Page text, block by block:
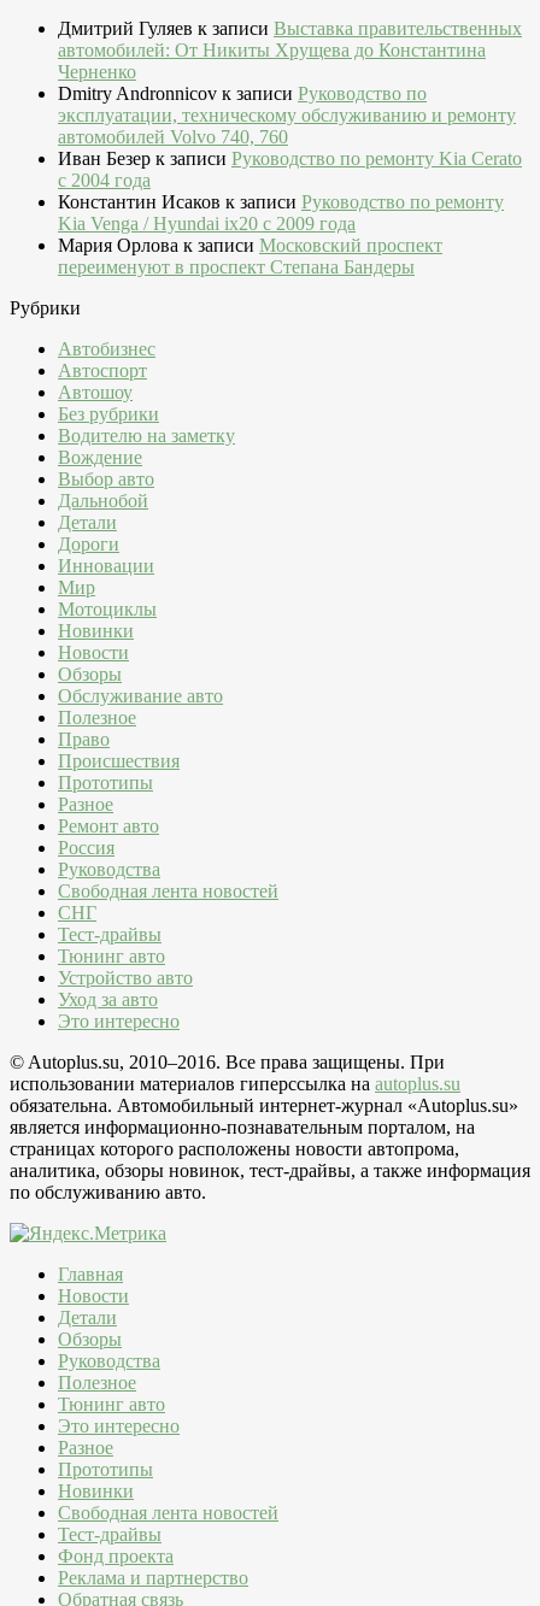
Дмитрий Гуляев к записи Выставка правительственных
автомобилей: От Никиты Хрущева до Константина
Черненко
Dmitry Andronnicov к записи Руководство по
эксплуатации, техническому обслуживанию и ремонту
автомобилей Volvo 740, 760
Иван Безер к записи Руководство по ремонту Kia Cerato
c 2004 года
Константин Исаков к записи Руководство по ремонту
Kia Venga / Hyundai ix20 c 2009 года
Мария Орлова к записи Московский проспект
переименуют в проспект Степана Бандеры
Рубрики
Автобизнес
Автоспорт
Автошоу
Без рубрики
Водителю на заметку
Вождение
Выбор авто
Дальнобой
Детали
Дороги
Инновации
Мир
Мотоциклы
Новинки
Новости
Обзоры
Обслуживание авто
Полезное
Право
Происшествия
Прототипы
Разное
Ремонт авто
Россия
Руководства
Свободная лента новостей
СНГ
Тест-драйвы
Тюнинг авто
Устройство авто
Уход за авто
Это интересно
© Autoplus.su, 2010–2016. Все права защищены. При
использовании материалов гиперссылка на autoplus.su
обязательна. Автомобильный интернет-журнал «Autoplus.su»
является информационно-познавательным порталом, на
страницах которого расположены новости автопрома,
аналитика, обзоры новинок, тест-драйвы, а также информация
по обслуживанию авто.
Главная
Новости
Детали
Обзоры
Руководства
Полезное
Тюнинг авто
Это интересно
Разное
Прототипы
Новинки
Свободная лента новостей
Тест-драйвы
Фонд проекта
Реклама и партнерство
Обратная связь